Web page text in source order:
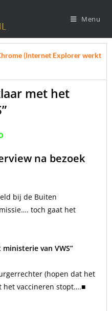
Menu
(Internet Explorer werkt
met het
na bezoek
bij de Buiten
toch gaat het
van VWS”
(hopen dat het
het vaccineren stopt….■